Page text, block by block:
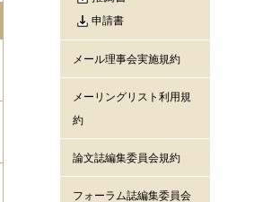
申請書
メール理事会実施規約
メーリングリスト利用規
約
論文誌編集委員会規約
フォーラム誌編集委員会